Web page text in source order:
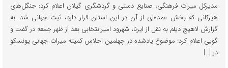
مدیرکل میراث فرهنگی، صنایع دستی و گردشگری گیلان اعلام کرد: جنگل‌های
هیرکانی که بخش عمده‌ای از آن در این استان قرار دارد، ثبت جهانی شد. به
گزارش لاهیج دیلم به نقل از ایرنا، شهرود امیرانتخابی بعد از ظهر جمعه در گفت و
گویی اعلام کرد: موضوع یادشده در چهلمین اجلاس کمیته میراث جهانی یونسکو
در […]